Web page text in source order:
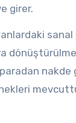
girer.
sanal
nakde